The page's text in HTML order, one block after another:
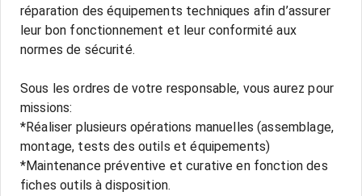
réparation des équipements techniques afin d’assurer
leur bon fonctionnement et leur conformité aux
normes de sécurité.
Sous les ordres de votre responsable, vous aurez pour
missions:
*Réaliser plusieurs opérations manuelles (assemblage,
montage, tests des outils et équipements)
*Maintenance préventive et curative en fonction des
fiches outils à disposition.